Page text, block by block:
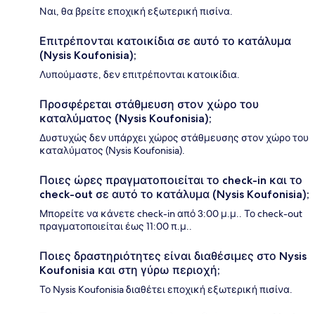
Ναι, θα βρείτε εποχική εξωτερική πισίνα.
Επιτρέπονται κατοικίδια σε αυτό το κατάλυμα
(Nysis Koufonisia);
Λυπούμαστε, δεν επιτρέπονται κατοικίδια.
Προσφέρεται στάθμευση στον χώρο του
καταλύματος (Nysis Koufonisia);
Δυστυχώς δεν υπάρχει χώρος στάθμευσης στον χώρο του
καταλύματος (Nysis Koufonisia).
Ποιες ώρες πραγματοποιείται το check-in και το
check-out σε αυτό το κατάλυμα (Nysis Koufonisia);
Μπορείτε να κάνετε check-in από 3:00 μ.μ.. Το check-out
πραγματοποιείται έως 11:00 π.μ..
Ποιες δραστηριότητες είναι διαθέσιμες στο Nysis
Koufonisia και στη γύρω περιοχή;
Το Nysis Koufonisia διαθέτει εποχική εξωτερική πισίνα.